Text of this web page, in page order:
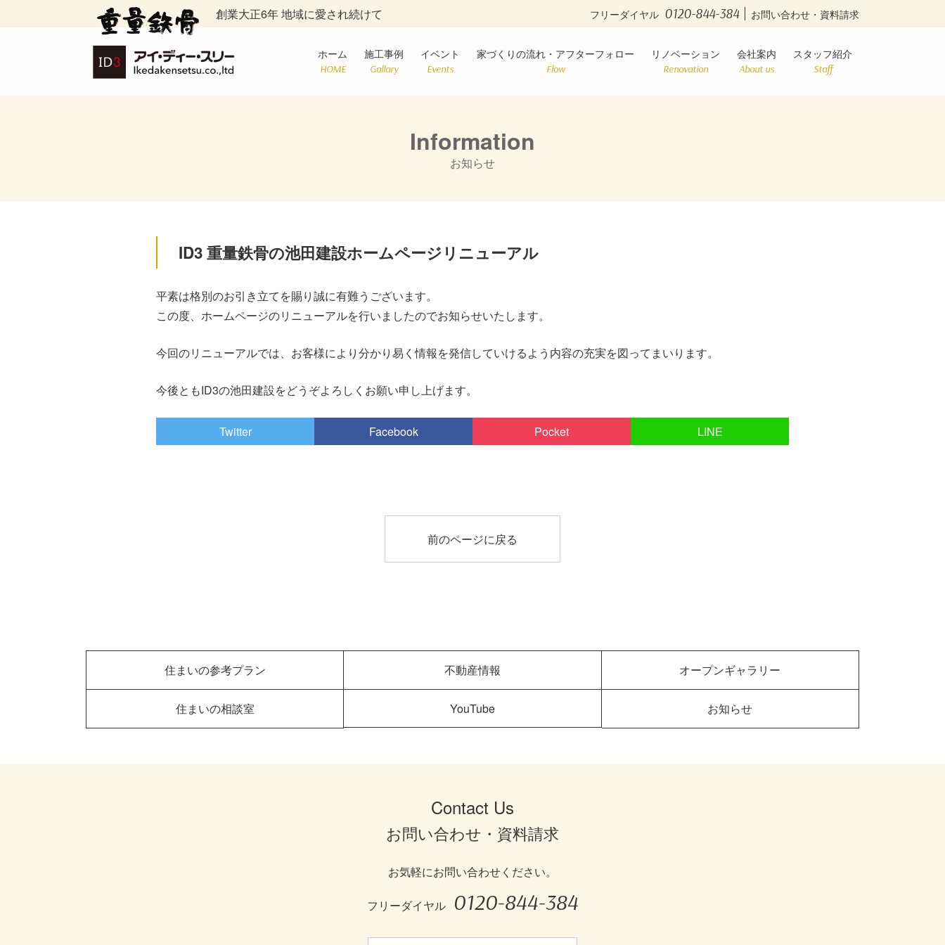
創業大正6年 地域に愛され続けて フリーダイヤル 0120-844-384 お問い合わせ・資料請求
ホーム
HOME
施工事例
Gallary
イベント
Events
家づくりの流れ・アフターフォロー
Flow
リノベーション
Renovation
会社案内
About us
スタッフ紹介
Staff
Information
お知らせ
ID3 重量鉄骨の池田建設ホームページリニューアル
平素は格別のお引き立てを賜り誠に有難うございます。
この度、ホームページのリニューアルを行いましたのでお知らせいたします。
今回のリニューアルでは、お客様により分かり易く情報を発信していけるよう内容の充実を図ってまいります。
今後ともID3の池田建設をどうぞよろしくお願い申し上げます。
Twitter Facebook Pocket LINE
前のページに戻る
住まいの参考プラン 不動産情報 オープンギャラリー
住まいの相談室 YouTube お知らせ
Contact Us
お問い合わせ・資料請求
お気軽にお問い合わせください。
フリーダイヤル 0120-844-384